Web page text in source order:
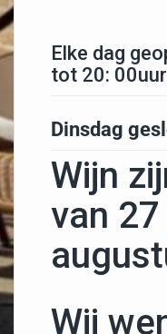
Elke dag
tot 20: 00uur
Dinsdag
Wijn
van
Wij